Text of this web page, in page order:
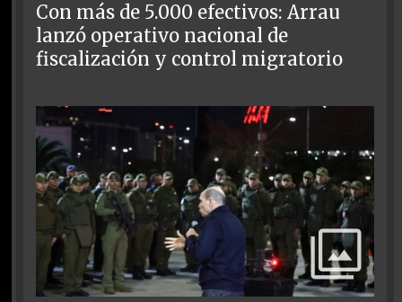
Con más de 5.000 efectivos: Arrau
lanzó operativo nacional de
fiscalización y control migratorio